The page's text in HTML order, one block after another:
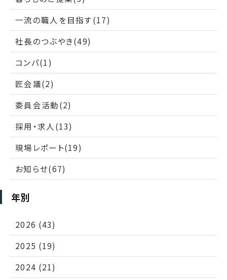
一流の職人を目指す(17)
社長のつぶやき(49)
コンパ(1)
匠会議(2)
委員会活動(2)
採用・求人(13)
現場レポート(19)
お知らせ(67)
年別
2026 (43)
2025 (19)
2024 (21)